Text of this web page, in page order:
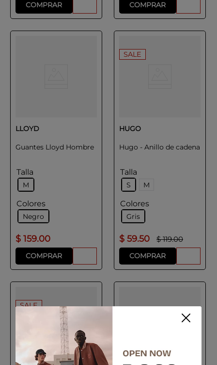
COMPRAR COMPRAR
LLOYD
Guantes Lloyd Hombre
Colores
Negro
Talla
M
$ 159.00
COMPRAR
SALE
HUGO
Hugo - Anillo de cadena
Colores
Gris
Talla
S M
$ 59.50 $ 119.00
COMPRAR
SALE